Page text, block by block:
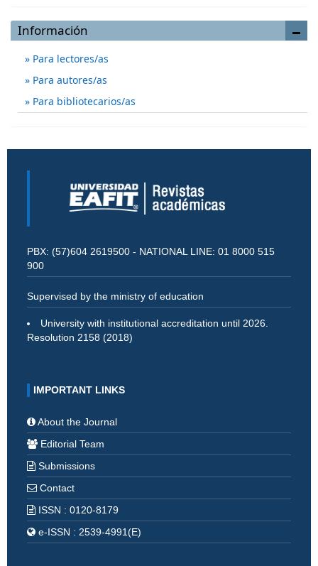
Información
Para lectores/as
Para autores/as
Para bibliotecarios/as
PBX: (57)604 2619500 - NATIONAL LINE: 01 8000 515
900
Supervised by the ministry of education
University with institutional accreditation until 2026.
Resolution 2158 (2018)
IMPORTANT LINKS
About the Journal
Editorial Team
Submissions
Contact
ISSN : 0120-8179
e-ISSN : 2539-4991(E)